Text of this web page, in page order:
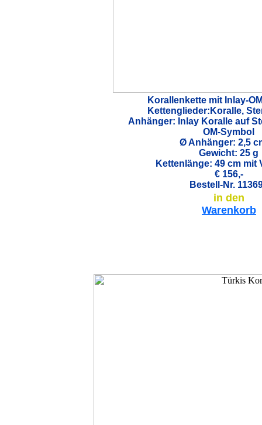
Korallenkette mit Inlay-
Kettenglieder:Koralle,
Anhänger: Inlay Koralle auf
OM-Symbol
Ø Anhänger: 2,5
Gewicht: 25 g
Kettenlänge: 49 cm mit
€ 156,-
Bestell-Nr.
in den
Warenkorb